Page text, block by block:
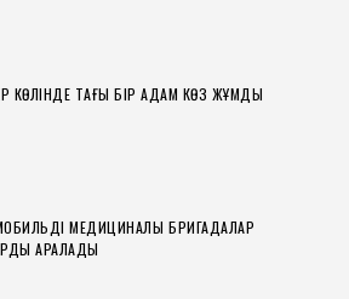
КӨЛІНДЕ ТАҒЫ БІР АДАМ КӨЗ ЖҰМДЫ
МЕДИЦИНАЛЫҚ БРИГАДАЛАР
АРАЛАДЫ